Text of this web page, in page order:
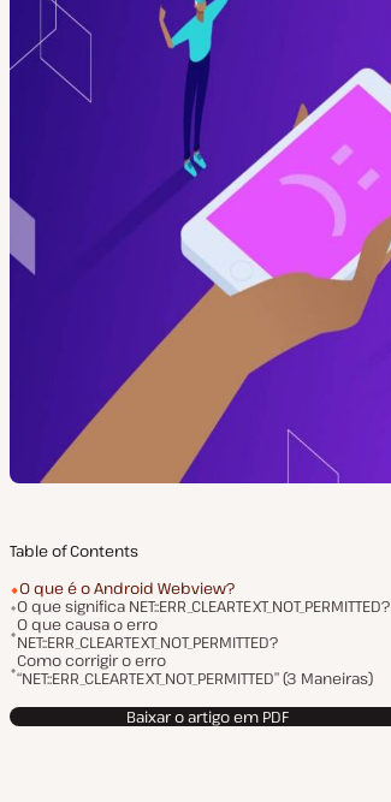
Table of Contents
O que é o Android Webview?
O que significa NET::ERR_CLEARTEXT_NOT_PERMITTED?
O que causa o erro
NET::ERR_CLEARTEXT_NOT_PERMITTED?
Como corrigir o erro
“NET::ERR_CLEARTEXT_NOT_PERMITTED” (3 Maneiras)
Baixar o artigo em PDF